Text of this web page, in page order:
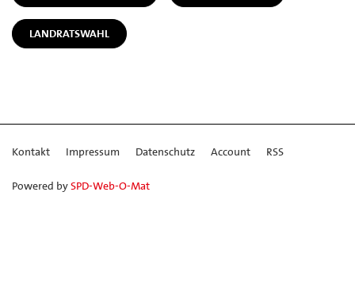
LANDRATSWAHL
Kontakt Impressum Datenschutz Account RSS
Powered bySPD-Web-O-Mat